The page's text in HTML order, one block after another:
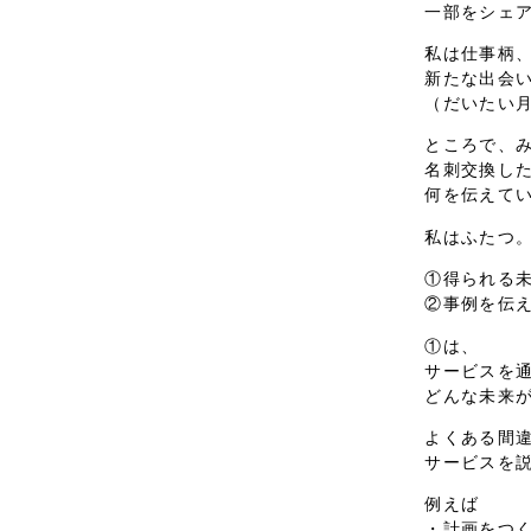
一部をシェ
私は仕事柄
新たな出会
（だいたい
ところで、
名刺交換し
何を伝えて
私はふたつ
①得られる
②事例を伝
①は、
サービスを
どんな未来
よくある間
サービスを
例えば